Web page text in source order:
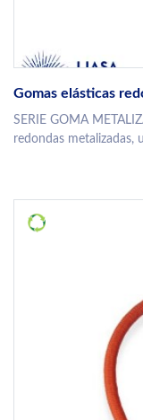
Gomas elásticas
SERIE GOMA
redondas metalizadas,